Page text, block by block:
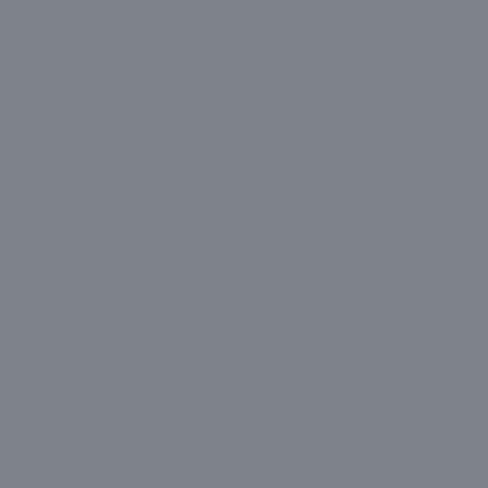
Corte Americano